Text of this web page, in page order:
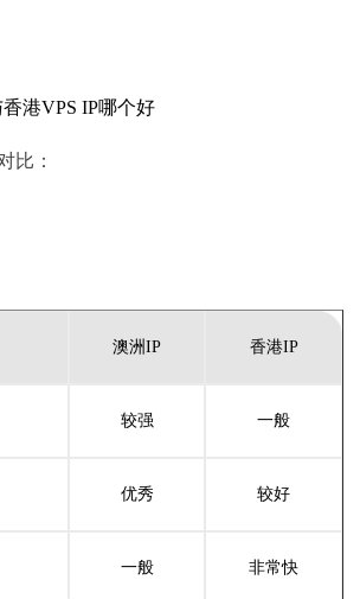
港VPS IP哪个好
比：
澳洲IP 香港IP
较强 一般
优秀 较好
一般 非常快